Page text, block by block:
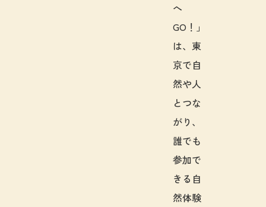
へ
GO！」
は、東
京で自
然や人
とつな
がり、
誰でも
参加で
きる自
然体験